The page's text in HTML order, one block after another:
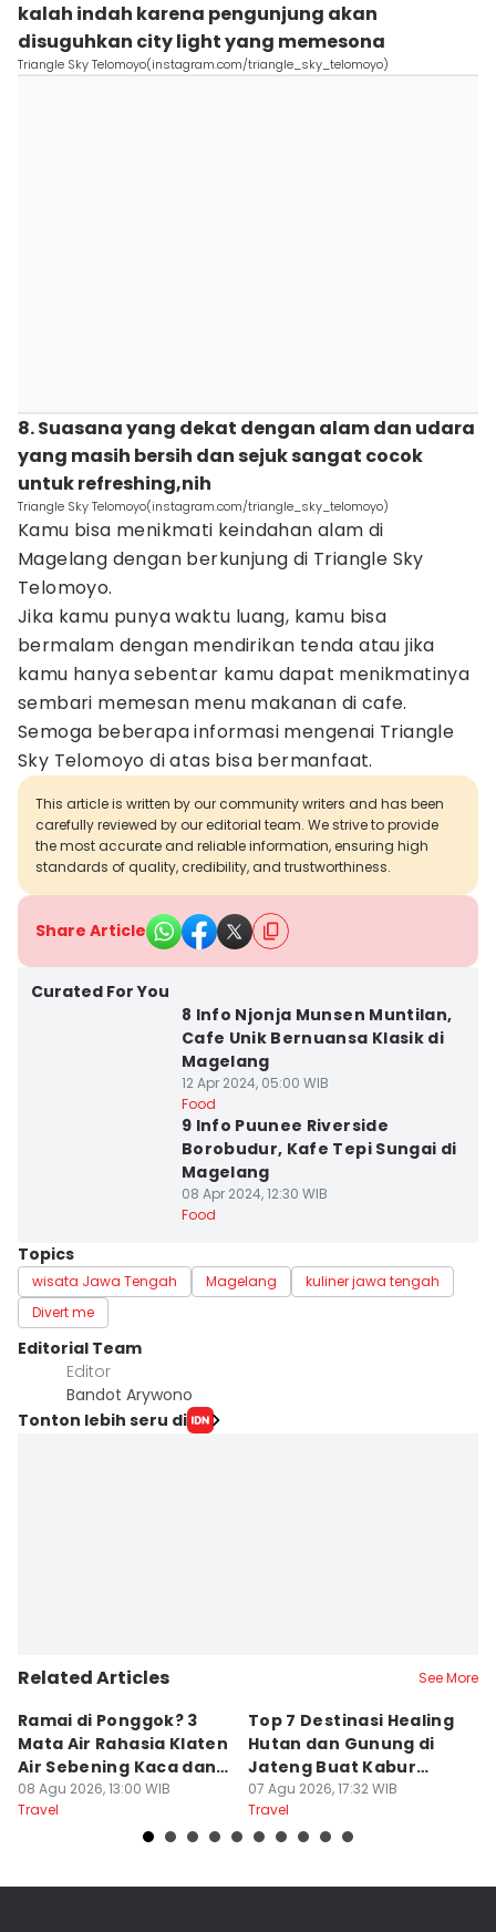
kalah indah karena pengunjung akan
disuguhkan city light yang memesona
Triangle Sky Telomoyo(instagram.com/triangle_sky_telomoyo)
8. Suasana yang dekat dengan alam dan udara
yang masih bersih dan sejuk sangat cocok
untuk refreshing,nih
Triangle Sky Telomoyo(instagram.com/triangle_sky_telomoyo)
Kamu bisa menikmati keindahan alam di
Magelang dengan berkunjung di Triangle Sky
Telomoyo.
Jika kamu punya waktu luang, kamu bisa
bermalam dengan mendirikan tenda atau jika
kamu hanya sebentar kamu dapat menikmatinya
sembari memesan menu makanan di cafe.
Semoga beberapa informasi mengenai Triangle
Sky Telomoyo di atas bisa bermanfaat.
This article is written by our community writers and has been
carefully reviewed by our editorial team. We strive to provide
the most accurate and reliable information, ensuring high
standards of quality, credibility, and trustworthiness.
Share Article
Curated For You
8 Info Njonja Munsen Muntilan,
Cafe Unik Bernuansa Klasik di
Magelang
12 Apr 2024, 05:00 WIB
Food
9 Info Puunee Riverside
Borobudur, Kafe Tepi Sungai di
Magelang
08 Apr 2024, 12:30 WIB
Food
Topics
wisata Jawa Tengah Magelang
kuliner jawa tengah
Divert me
Editorial Team
Editor
Bandot Arywono
Tonton lebih seru di
Related Articles See More
Ramai di Ponggok? 3
Mata Air Rahasia Klaten
Air Sebening Kaca dan
Masih Sepi
08 Agu 2026, 13:00 WIB
Travel
Top 7 Destinasi Healing
Hutan dan Gunung di
Jateng Buat Kabur
Sejenak, Under Rp200
Ribu
07 Agu 2026, 17:32 WIB
Travel